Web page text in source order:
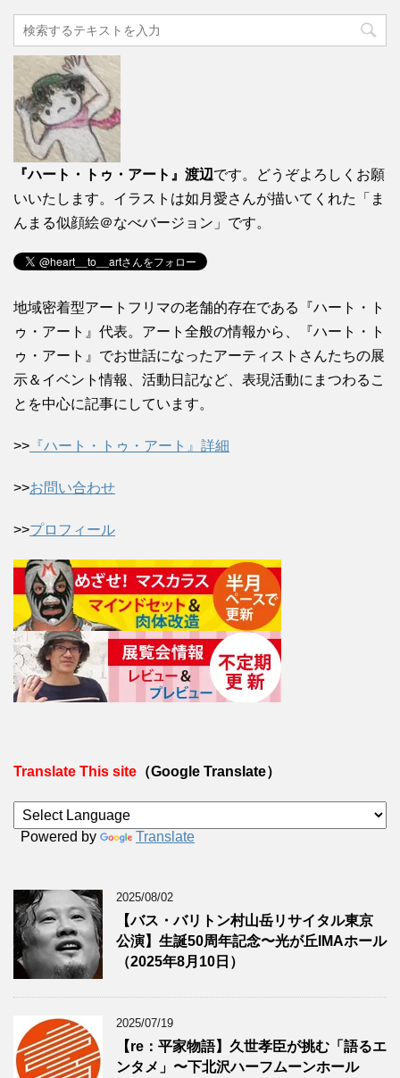
『ハート・トゥ・アート』渡辺です。どうぞよろしくお願
いいたします。イラストは如月愛さんが描いてくれた「ま
んまる似顔絵＠なべバージョン」です。
地域密着型アートフリマの老舗的存在である『ハート・ト
ゥ・アート』代表。アート全般の情報から、『ハート・ト
ゥ・アート』でお世話になったアーティストさんたちの展
示＆イベント情報、活動日記など、表現活動にまつわるこ
とを中心に記事にしています。
>> 『ハート・トゥ・アート』詳細
>>お問い合わせ
>>プロフィール
Translate This site （Google Translate）
Powered by Translate
2025/08/02
【バス・バリトン村山岳リサイタル東京
公演】生誕50周年記念〜光が丘IMAホール
（2025年8月10日）
2025/07/19
【re：平家物語】久世孝臣が挑む「語るエ
ンタメ」〜下北沢ハーフムーンホール